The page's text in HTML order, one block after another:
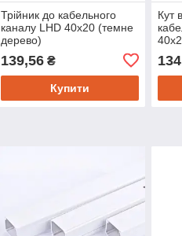
Трійник до кабельного
каналу LHD 40х20 (темне
дерево)
139,56₴
Купити
Кут